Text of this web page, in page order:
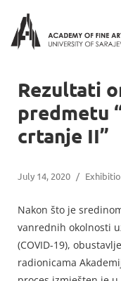
Rezultati
predmetu
crtanje II”
July 14, 2020 /
Nakon što je
vanrednih okolnosti
(COVID-19),
radionicama